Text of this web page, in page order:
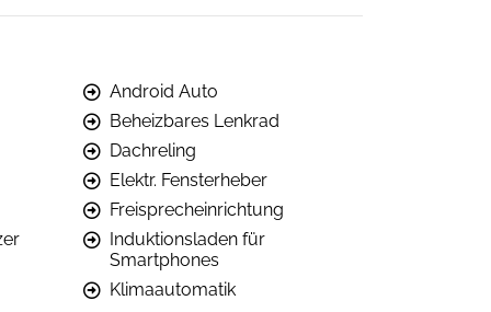
Android Auto
Beheizbares Lenkrad
Dachreling
Elektr. Fensterheber
Freisprecheinrichtung
Induktionsladen für
Smartphones
Klimaautomatik